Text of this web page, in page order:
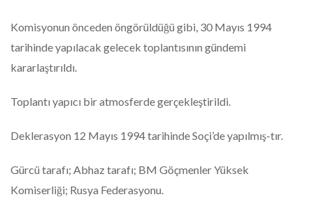
Komisyonun önceden öngörüldüğü gibi, 30 Mayıs 1994
tarihinde yapılacak gelecek toplantısının gündemi
kararlaştırıldı.
Toplantı yapıcı bir atmosferde gerçekleştirildi.
Deklerasyon 12 Mayıs 1994 tarihinde Soçi’de yapılmış-tır.
Gürcü tarafı; Abhaz tarafı; BM Göçmenler Yüksek
Komiserliği; Rusya Federasyonu.